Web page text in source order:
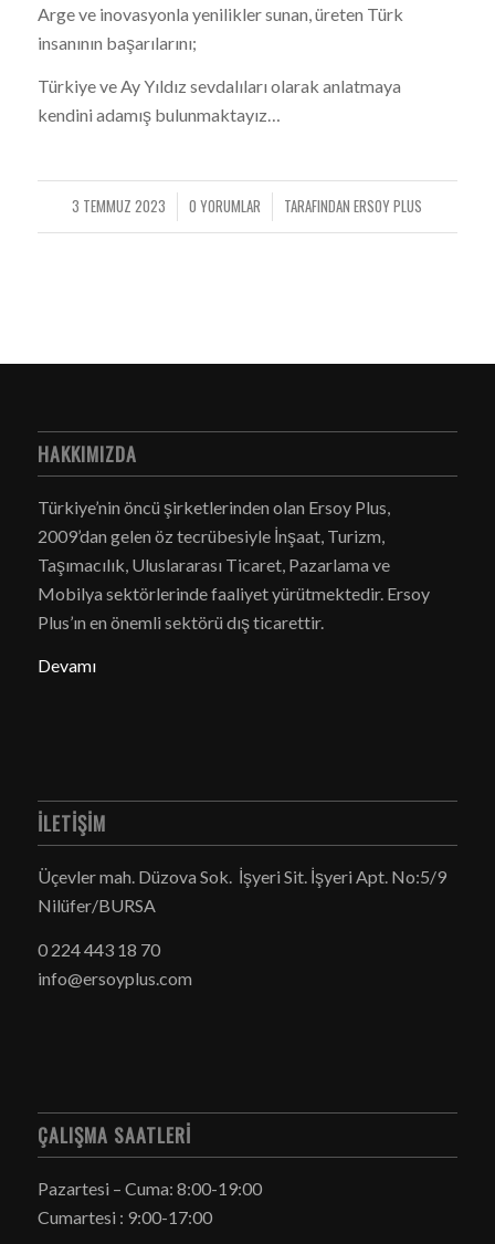
Arge ve inovasyonla yenilikler sunan, üreten Türk
insanının başarılarını;
Türkiye ve Ay Yıldız sevdalıları olarak anlatmaya
kendini adamış bulunmaktayız…
3 TEMMUZ 2023
/ 0 YORUMLAR
/ TARAFINDANERSOY PLUS
HAKKIMIZDA
Türkiye’nin öncü şirketlerinden olan Ersoy Plus,
2009’dan gelen öz tecrübesiyle İnşaat, Turizm,
Taşımacılık, Uluslararası Ticaret, Pazarlama ve
Mobilya sektörlerinde faaliyet yürütmektedir. Ersoy
Plus’ın en önemli sektörü dış ticarettir.
Devamı
İLETIŞIM
Üçevler mah. Düzova Sok. İşyeri Sit. İşyeri Apt. No:5/9
Nilüfer/BURSA
0 224 443 18 70
info@ersoyplus.com
ÇALIŞMA SAATLERI
Pazartesi – Cuma: 8:00-19:00
Cumartesi : 9:00-17:00